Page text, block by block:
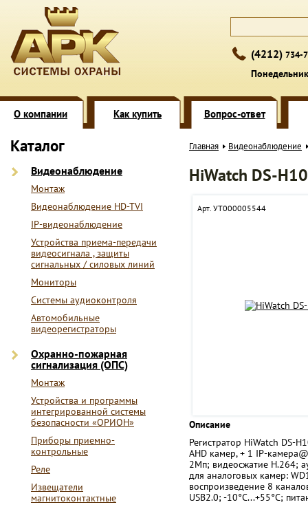
(4212) 734-
О компании Как купить Вопрос-ответ
Каталог
Видеонаблюдение
Монтаж
Видеонаблюдение HD-TVI
IP-видеонаблюдение
Устройства приема-передачи
видеосигнала , защиты
сигнальных / силовых линий
Мониторы
Системы аудиоконтроля
Автомобильные
видеорегистраторы
Охранно-пожарная
сигнализация (ОПС)
Монтаж
Устройства и программы
интегрированной системы
безопасности «ОРИОН»
Приборы приемно-
контрольные
Реле
Извещатели
магнитоконтактные
Главная Видеонаблюдение
HiWatch DS-
Арт. УТ000005544
Описание
Регистратор HiWatch DS-
AHD камер, + 1 IP-
2Мп; видеосжатие H.264;
для аналоговых камер:
воспроизведение 8
USB2.0; -10°C...+55°C;